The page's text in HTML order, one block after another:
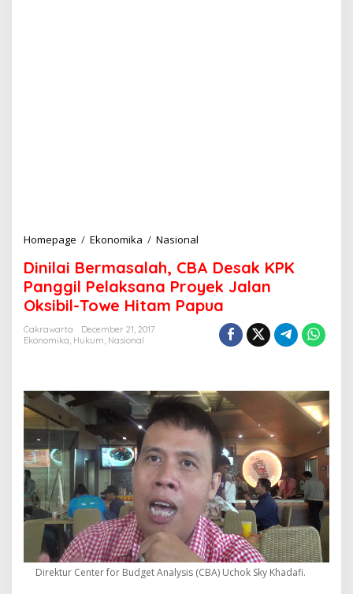
Homepage / Ekonomika / Nasional
n
i
l
a
a
s
a
l
a
h
,
C
B
A
D
e
s
a
Dinilai Bermasalah, CBA Desak KPK
Panggil Pelaksana Proyek Jalan
Oksibil-Towe Hitam Papua
Cakrawarta
December 21, 2017
Ekonomika, Hukum, Nasional
Direktur Center for Budget Analysis (CBA) Uchok Sky Khadafi.